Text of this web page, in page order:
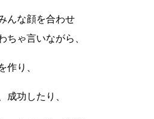
んな顔を合わせ
ちゃ言いながら、
作り、
成功したり、